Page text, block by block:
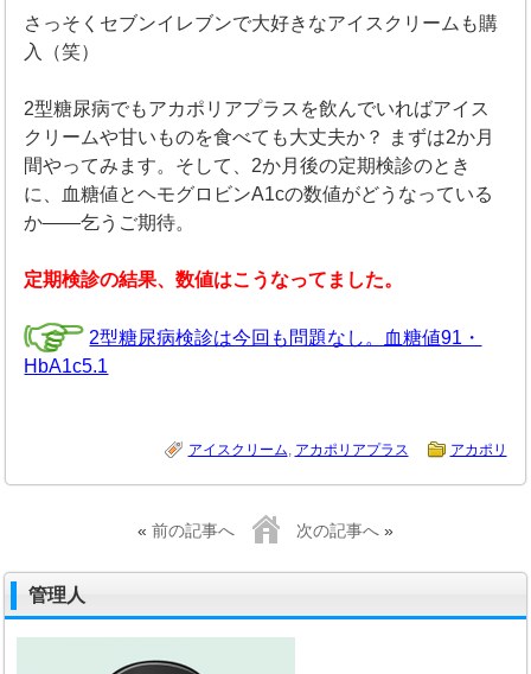
さっそくセブンイレブンで大好きなアイスクリームも購
入（笑）
2型糖尿病でもアカポリアプラスを飲んでいればアイス
クリームや甘いものを食べても大丈夫か？ まずは2か月
間やってみます。そして、2か月後の定期検診のとき
に、血糖値とヘモグロビンA1cの数値がどうなっている
か――乞うご期待。
定期検診の結果、数値はこうなってました。
2型糖尿病検診は今回も問題なし。血糖値91・
HbA1c5.1
アイスクリーム, アカポリアプラス アカポリ
« 前の記事へ 次の記事へ »
管理人